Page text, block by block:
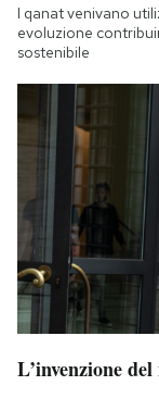
I qanat venivano
evoluzione
sostenibile
L’invenzione